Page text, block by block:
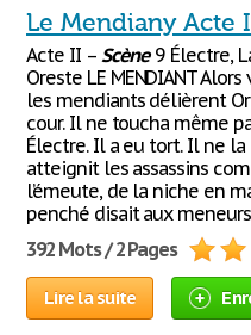
Le Mendiany Acte
Acte II – Scène9 Électre,
Oreste LE MENDIANT
les mendiants délièrent
cour. Il ne toucha même
Électre. Il a eu tort. Il ne
atteignit les assassins
l’émeute, de la niche en
penché disait aux meneurs
392 Mots / 2 Pages
Lire la suite